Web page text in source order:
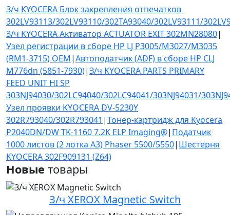
З/ч KYOCERA Блок закрепления отпечатков
302LV93113/302LV93110/302TA93040/302LV93111/
З/ч KYOCERA Активатор ACTUATOR EXIT 302MN28080|
Узел регистрации в сборе HP LJ P3005/M3027/M3035
(RM1-3715) OEM |Автоподатчик (ADF) в сборе HP CLJ
M776dn (5851-7930)|З/ч KYOCERA PARTS PRIMARY
FEED UNIT HI SP
303NJ94030/302LC94040/302LC94041/303NJ94031/
Узел проявки KYOCERA DV-5230Y
302R793040/302R793041 |Тонер-картридж для Kyocera
P2040DN/DW TK-1160 7.2K ELP Imaging®| Податчик
1000 листов (2 лотка A3) Phaser 5500/5550| Шестерня
KYOCERA 302F909131 (Z64)
Новые товары
З/ч XEROX Magnetic Switch